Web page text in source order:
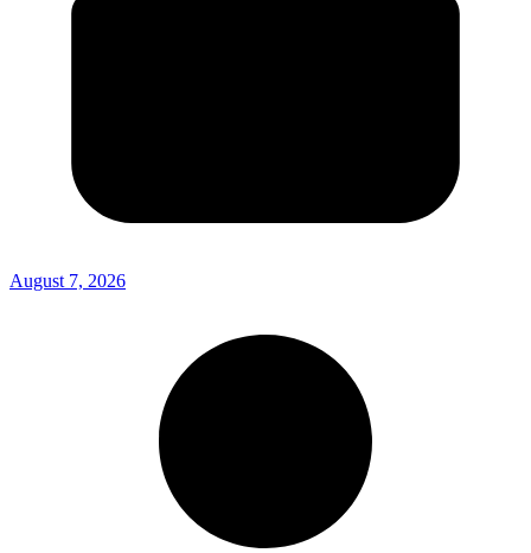
August 7, 2026